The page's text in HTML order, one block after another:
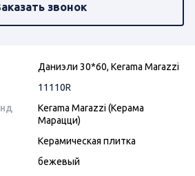
звонок
Даниэли 30*60, Kerama Marazzi
11110R
Kerama Marazzi (Керама
Марацци)
Керамическая плитка
бежевый